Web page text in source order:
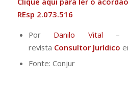
REsp 2.073.516
Por Danilo Vital –
revista Consultor Jurídico
Fonte: Conjur